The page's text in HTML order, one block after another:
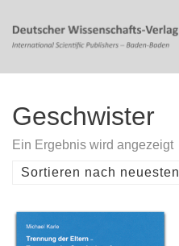
Geschwister
Ein Ergebnis wird angezeigt
Sortieren nach neuesten